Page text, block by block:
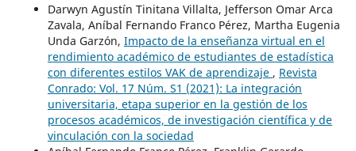
Darwyn Agustín Tinitana Villalta, Jefferson Omar Arca
Zavala, Aníbal Fernando Franco Pérez, Martha Eugenia
Unda Garzón, Impacto de la enseñanza virtual en el
rendimiento académico de estudiantes de estadística
con diferentes estilos VAK de aprendizaje , Revista
Conrado: Vol. 17 Núm. S1 (2021): La integración
universitaria, etapa superior en la gestión de los
procesos académicos, de investigación científica y de
vinculación con la sociedad